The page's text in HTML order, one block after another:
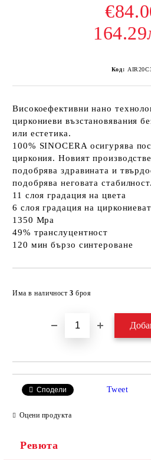
Код:
Високоефективни нано
циркониеви възстановявания
или естетика.
100% SINOCERA осигурява
циркония. Новият
подобрява здравината и
подобрява неговата стабилност.
11 слоя градация на цвета
6 слоя градация на
1350 Mpa
49% транслуцентност
120 мин бързо синтероване
Има в наличност 3 броя
Сподели Tweet
Оцени продукта
Ревюта